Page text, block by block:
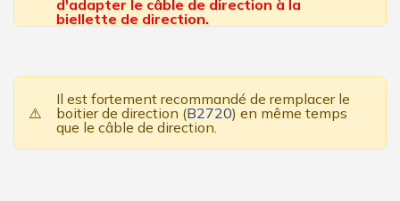
d'adapter le câble de direction à la
biellette de direction.
⚠️
Il est fortement recommandé de remplacer le
boitier de direction (B2720) en même temps
que le câble de direction.